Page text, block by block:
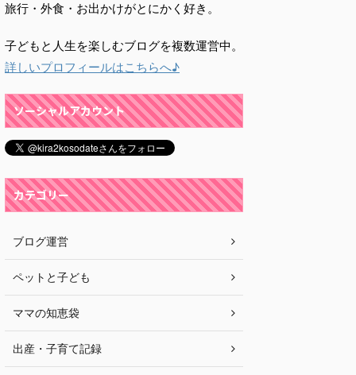
旅行・外食・お出かけがとにかく好き。
子どもと人生を楽しむブログを複数運営中。
詳しいプロフィールはこちらへ♪
ソーシャルアカウント
カテゴリー
ブログ運営
ペットと子ども
ママの知恵袋
出産・子育て記録